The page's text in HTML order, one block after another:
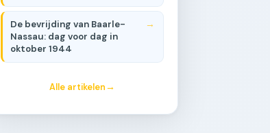
De bevrijding van Baarle-
Nassau: dag voor dag in
oktober 1944
Alle artikelen